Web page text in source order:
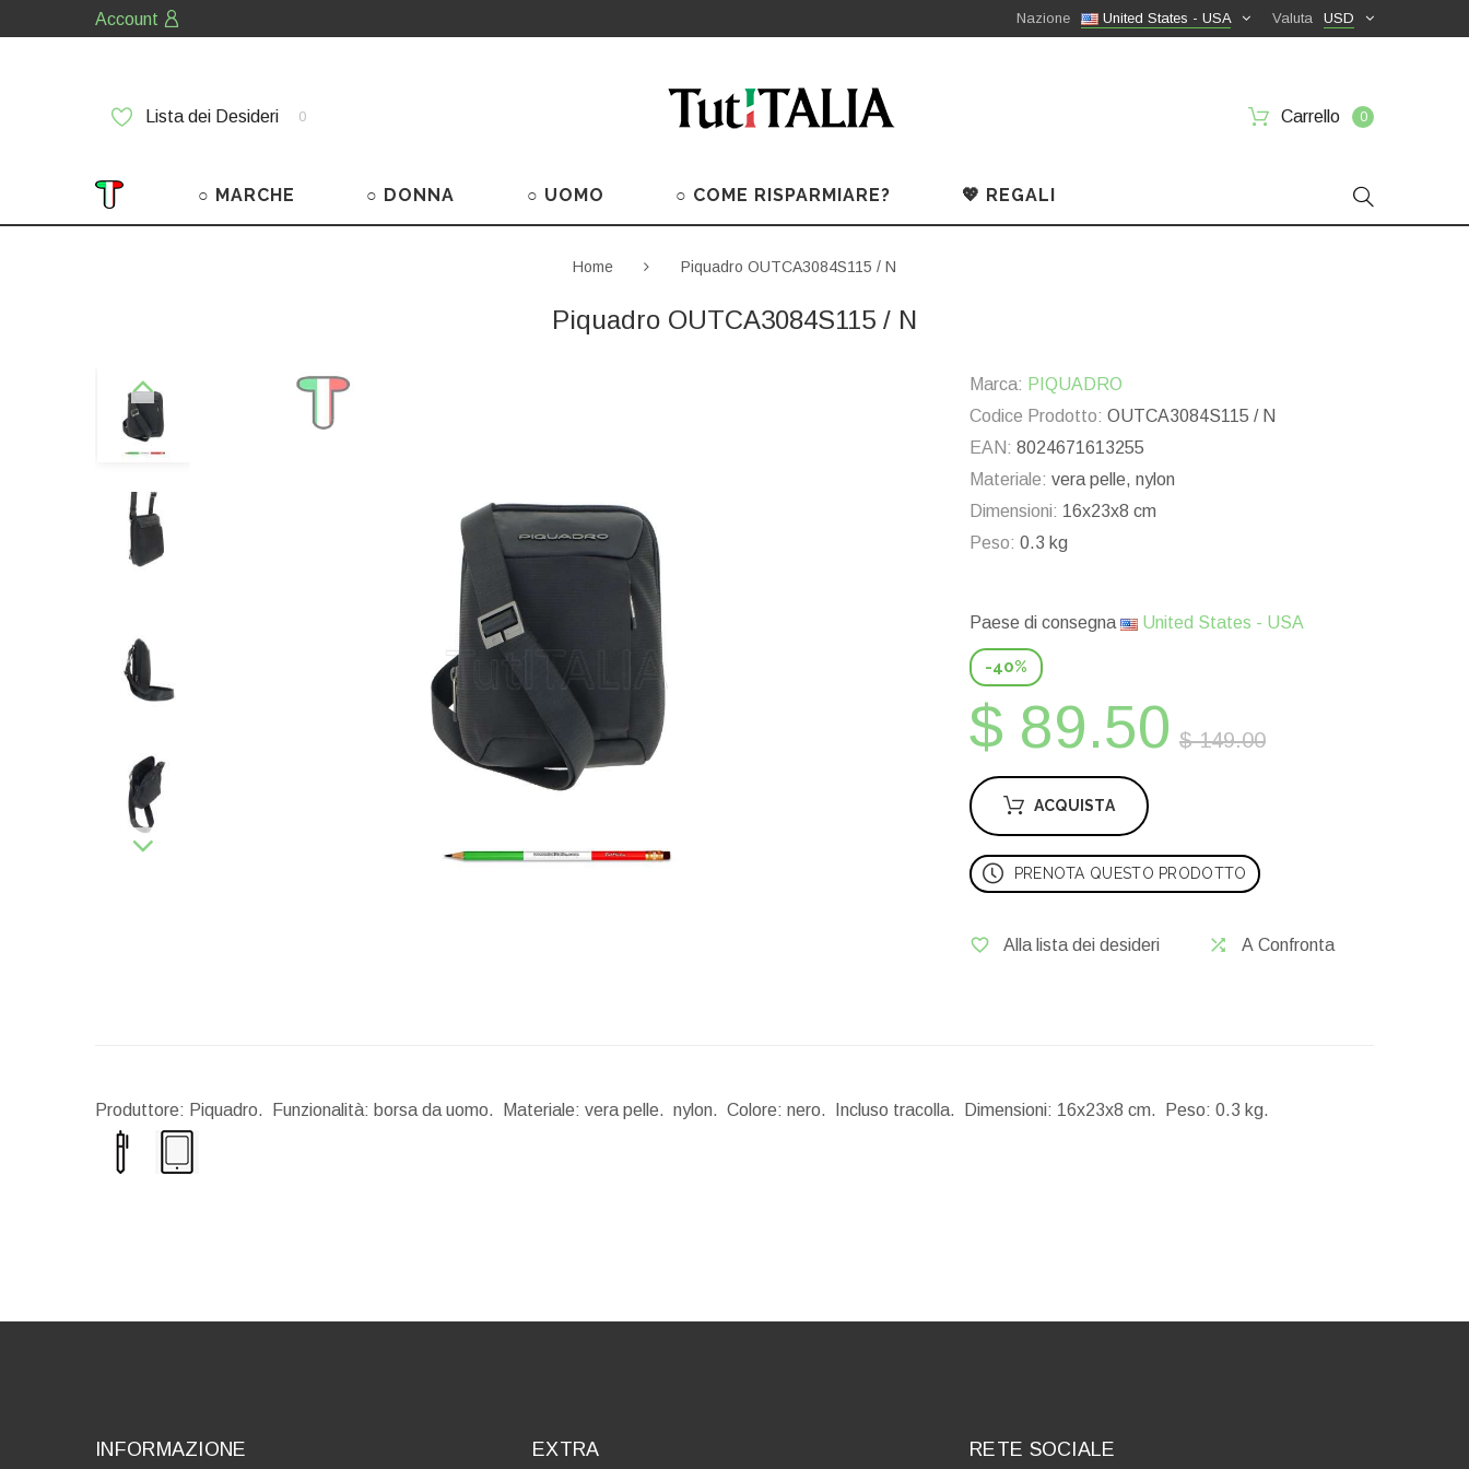
Account USD
Valuta
United States - USA
Nazione
Lista dei Desideri 0 Carrello 0
○ MARCHE ○ DONNA ○ UOMO ○ COME RISPARMIARE? 💖 REGALI
Home Piquadro OUTCA3084S115 / N
Piquadro OUTCA3084S115 / N
Marca: PIQUADRO
Codice Prodotto: OUTCA3084S115 / N
EAN: 8024671613255
Materiale: vera pelle, nylon
Dimensioni: 16x23x8 cm
Peso: 0.3 kg
Paese di consegna United States - USA
-40%
$ 89.50 $ 149.00
ACQUISTA
PRENOTA QUESTO PRODOTTO
Alla lista dei desideri A Confronta
Produttore: Piquadro. Funzionalità: borsa da uomo. Materiale: vera pelle. nylon. Colore: nero. Incluso tracolla. Dimensioni: 16x23x8 cm. Peso: 0.3 kg.
INFORMAZIONE EXTRA RETE SOCIALE